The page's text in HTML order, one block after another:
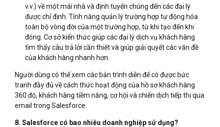
v.v.) về một mái nhà và định tuyến chúng đến các đại lý
được chỉ định. Tính năng quản lý trường hợp tự động hóa
toàn bộ vòng đời của một trường hợp, từ khi tạo đến khi
đóng. Cơ sở kiến ​​thức giúp các đại lý dịch vụ khách hàng
tìm thấy câu trả lời cần thiết và giúp giải quyết các vấn đề
của khách hàng nhanh hơn.
Người dùng có thể xem các bản trình diễn để có được bức
tranh đầy đủ về cách thức hoạt động của hồ sơ khách hàng
360 độ, khách hàng tiềm năng, cơ hội và chiến dịch tiếp thị qua
email trong Salesforce.
8. Salesforce có bao nhiêu doanh nghiệp sử dụng?